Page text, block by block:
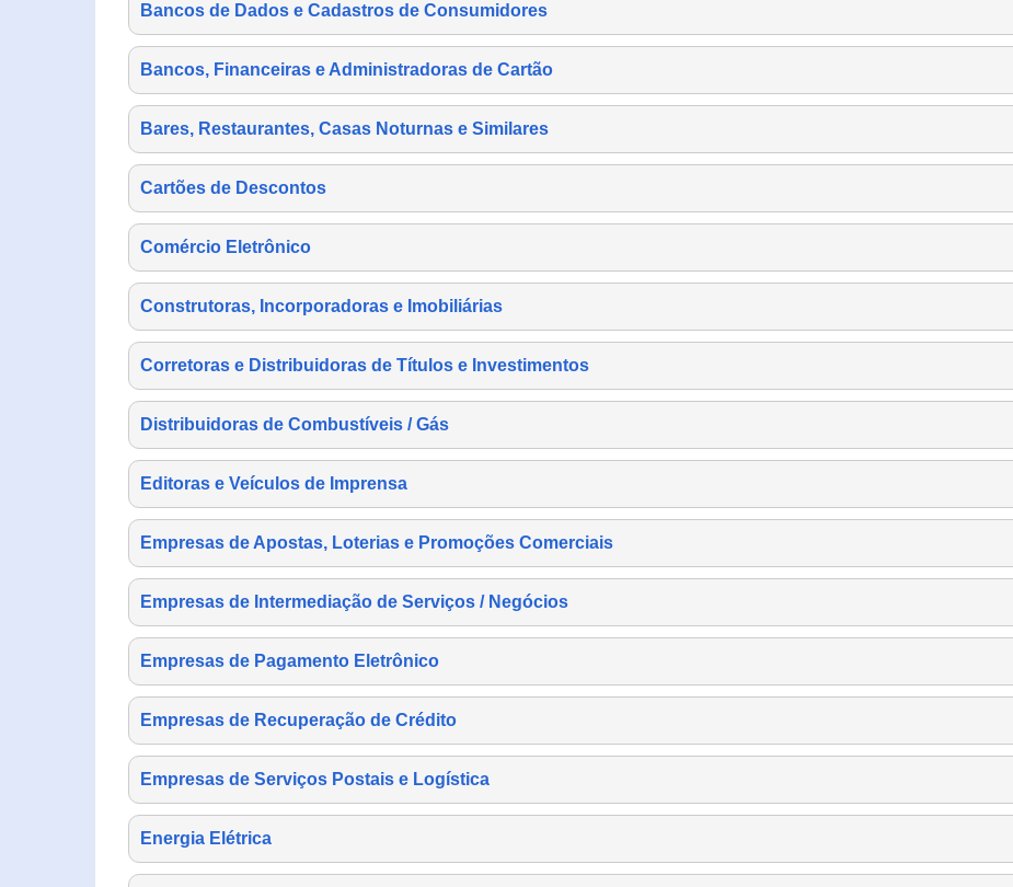
Bancos de Dados e Cadastros de Consumidores
Bancos, Financeiras e Administradoras de Cartão
Bares, Restaurantes, Casas Noturnas e Similares
Cartões de Descontos
Comércio Eletrônico
Construtoras, Incorporadoras e Imobiliárias
Corretoras e Distribuidoras de Títulos e Investimentos
Distribuidoras de Combustíveis / Gás
Editoras e Veículos de Imprensa
Empresas de Apostas, Loterias e Promoções Comerciais
Empresas de Intermediação de Serviços / Negócios
Empresas de Pagamento Eletrônico
Empresas de Recuperação de Crédito
Empresas de Serviços Postais e Logística
Energia Elétrica